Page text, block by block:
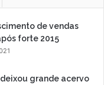
de vendas
forte 2015
grande acervo